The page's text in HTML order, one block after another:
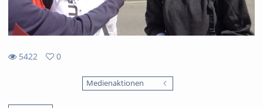
5422
0
Medienaktionen